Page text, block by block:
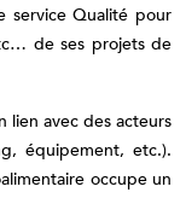
service Qualité pour
de ses projets de
lien avec des acteurs
équipement, etc.).
occupe un